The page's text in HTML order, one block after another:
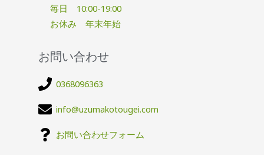
毎日 10:00-19:00
お休み 年末年始
お問い合わせ
0368096363
info@uzumakotougei.com
お問い合わせフォーム